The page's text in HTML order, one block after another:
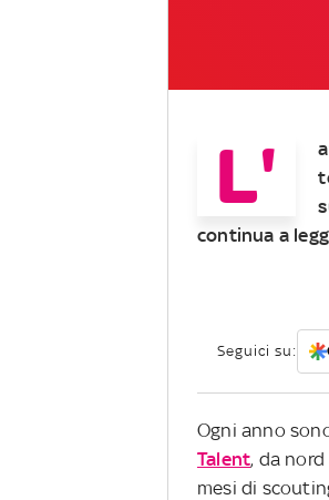
L'
continua a
Seguici su:
Ogni anno
Talent, da
mesi di